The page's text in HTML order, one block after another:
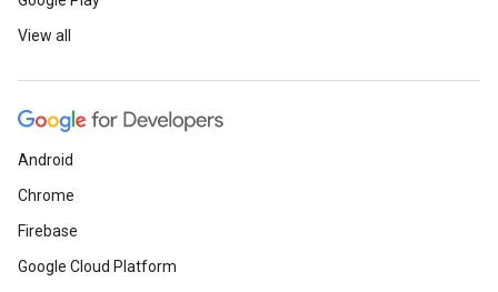
View all
Android
Chrome
Firebase
Google Cloud Platform